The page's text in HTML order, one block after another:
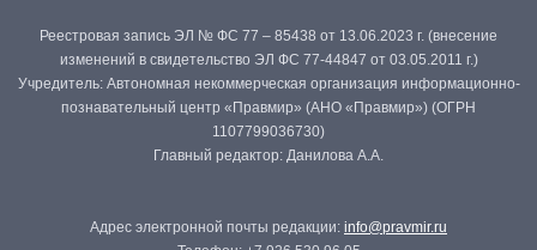
Реестровая запись ЭЛ № ФС 77 – 85438 от 13.06.2023 г. (внесение
изменений в свидетельство ЭЛ ФС 77-44847 от 03.05.2011 г.)
Учредитель: Автономная некоммерческая организация информационно-
познавательный центр «Правмир» (АНО «Правмир») (ОГРН
1107799036730)
Главный редактор: Данилова А.А.
Адрес электронной почты редакции: info@pravmir.ru